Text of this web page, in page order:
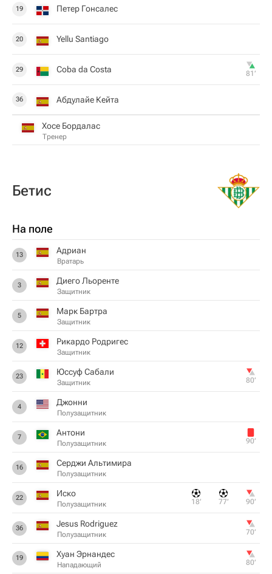
19 Петер Гонсалес
20 Yellu Santiago
29 Coba da Costa 81‎’‎
36 Абдулайе Кейта
Хосе Бордалас
Тренер
Бетис
На поле
13 Адриан
Вратарь
3 Диего Льоренте
Защитник
5 Марк Бартра
Защитник
12 Рикардо Родригес
Защитник
23 Юссуф Сабали
Защитник 80‎’‎
4 Джонни
Полузащитник
7 Антони
Полузащитник 90‎’‎
16 Серджи Альтимира
Полузащитник
22 Иcкo
Полузащитник 18‎’‎ 77‎’‎ 90‎’‎
36 Jesus Rodriguez
Полузащитник 70‎’‎
19 Хуан Эрнандес
Нападающий 80‎’‎